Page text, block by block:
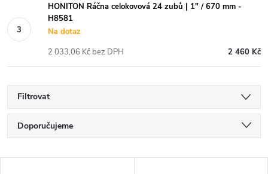
HONITON Ráčna celokovová 24 zubů | 1" / 670 mm -
H8581
Na dotaz
2 460 Kč
2 033,06 Kč bez DPH
Filtrovat
Ř
a
Doporučujeme